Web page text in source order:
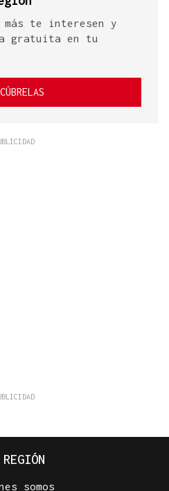
te interesen y
gratuita en tu
somos